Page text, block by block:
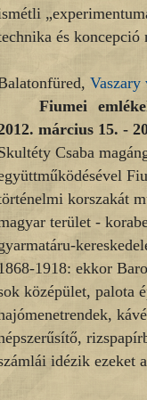
és koncepció
Fiumei
március 15. -
Csaba
korszakát
terület -
1918: ekkor
középület, palota
idézik ezeket